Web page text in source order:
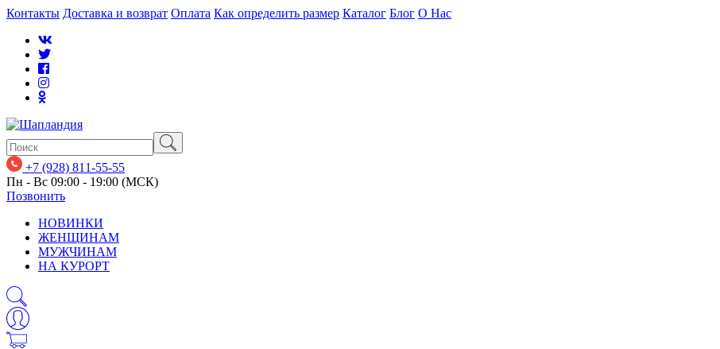
Контакты Доставка и возврат Оплата Как определить размер Каталог Блог О Нас
+7 (928) 811-55-55
Пн - Вс 09:00 - 19:00 (МСК)
Позвонить
НОВИНКИ
ЖЕНЩИНАМ
МУЖЧИНАМ
НА КУРОРТ